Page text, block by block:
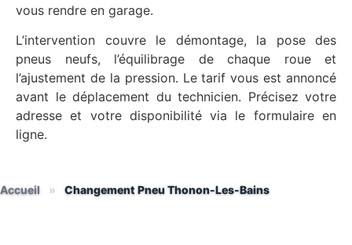
vous rendre en garage.
L’intervention couvre le démontage, la pose des
pneus neufs, l’équilibrage de chaque roue et
l’ajustement de la pression. Le tarif vous est annoncé
avant le déplacement du technicien. Précisez votre
adresse et votre disponibilité via le formulaire en
ligne.
Accueil » Changement Pneu Thonon-Les-Bains